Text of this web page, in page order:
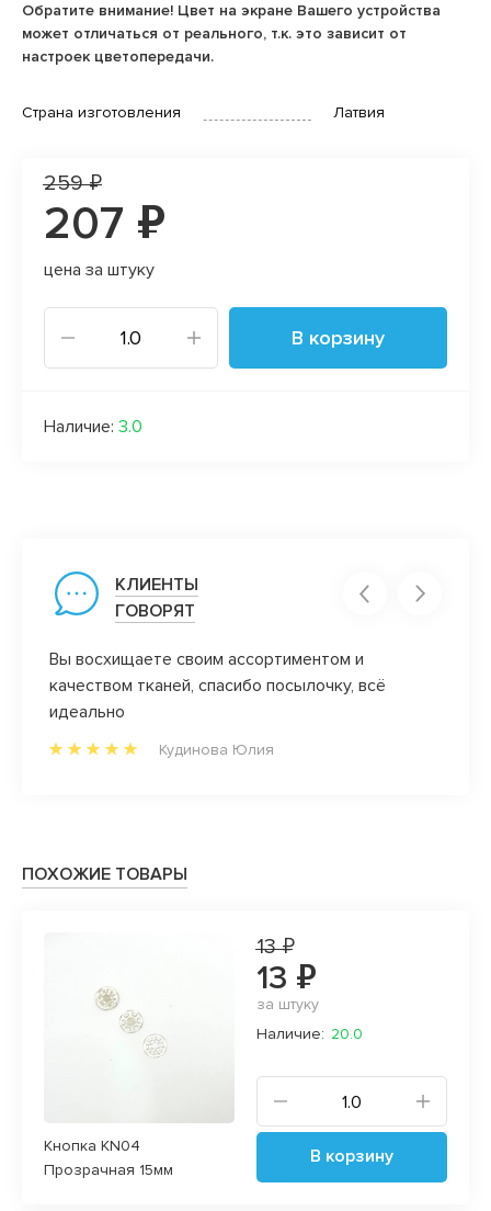
Обратите внимание! Цвет на экране Вашего устройства
может отличаться от реального, т.к. это зависит от
настроек цветопередачи.
Страна изготовления Латвия
259 ₽
207 ₽
цена за штуку
В корзину
Наличие: 3.0
КЛИЕНТЫ
ГОВОРЯТ
Вы восхищаете своим ассортиментом и
качеством тканей, спасибо посылочку, всё
идеально
Кудинова Юлия
ПОХОЖИЕ ТОВАРЫ
Кнопка KN04
Прозрачная 15мм
13 ₽
13 ₽
за штуку
Наличие: 20.0
В корзину